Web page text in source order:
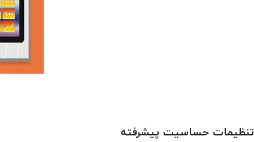
تنظیمات حساسیت پیشرفته